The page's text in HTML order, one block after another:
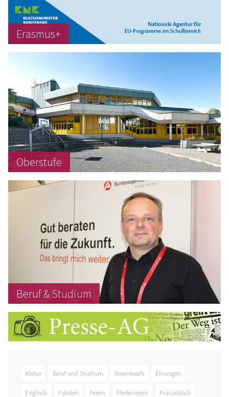
Erasmus+
Oberstufe
Beruf & Studium
Abitur Beruf und Studium Downloads Ehrungen
Englisch Fahrten Feiern Förderverein Französisch